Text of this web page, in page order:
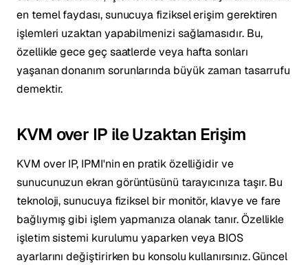
en temel faydası, sunucuya fiziksel erişim gerektiren
işlemleri uzaktan yapabilmenizi sağlamasıdır. Bu,
özellikle gece geç saatlerde veya hafta sonları
yaşanan donanım sorunlarında büyük zaman tasarrufu
demektir.
KVM over IP ile Uzaktan Erişim
KVM over IP, IPMI'nin en pratik özelliğidir ve
sunucunuzun ekran görüntüsünü tarayıcınıza taşır. Bu
teknoloji, sunucuya fiziksel bir monitör, klavye ve fare
bağlıymış gibi işlem yapmanıza olanak tanır. Özellikle
işletim sistemi kurulumu yaparken veya BIOS
ayarlarını değiştirirken bu konsolu kullanırsınız. Güncel